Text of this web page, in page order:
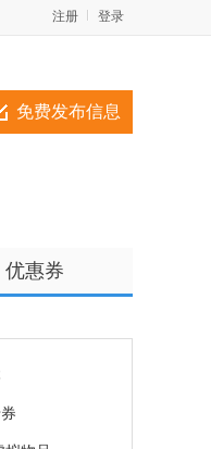
登录
注册
免费发布信息
优惠券